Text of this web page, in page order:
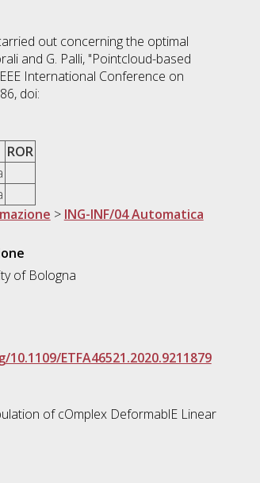
out concerning the optimal
and G. Palli, "Pointcloud-based
International Conference on
doi:
ROR
> ING-INF/04 Automatica
of Bologna
ETFA46521.2020.9211879
of cOmplex DeformablE Linear